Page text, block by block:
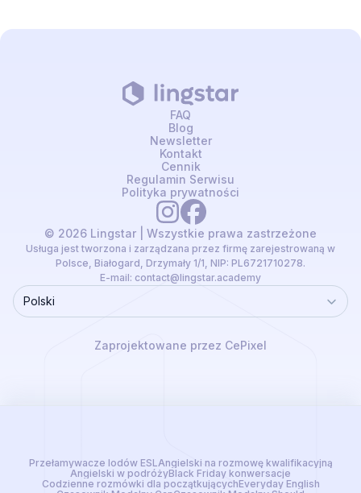
© 2026 Lingstar | Wszystkie prawa zastrzeżone
Usługa jest tworzona i zarządzana przez firmę zarejestrowaną w
Polsce, Białogard, Drzymały 1/1, NIP: PL6721710278.
E-mail: contact@lingstar.academy
FAQ
Blog
Newsletter
Kontakt
Cennik
Regulamin Serwisu
Polityka prywatności
Language
Polski
Zaprojektowane przez CePixel
Przełamywacze lodów ESLAngielski na rozmowę kwalifikacyjną
Angielski w podróżyBlack Friday konwersacje
Codzienne rozmówki dla początkującychEveryday English